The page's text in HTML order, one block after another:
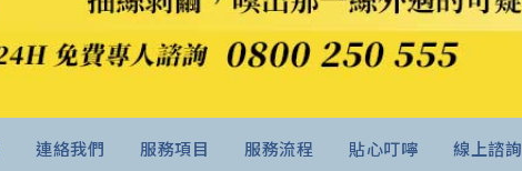
連絡我們 服務項目 服務流程 貼心叮嚀 線上諮詢